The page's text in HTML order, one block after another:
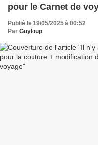
pour le Carnet de
Publié le 19/05/2025 à 00:52
Par Guyloup